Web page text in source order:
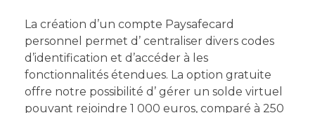
La création d’un compte Paysafecard
personnel permet d’ centraliser divers codes
d’identification et d’accéder à les
fonctionnalités étendues. La option gratuite
offre notre possibilité d’ gérer un solde virtuel
pouvant rejoindre 1 000 euros, comparé à 250